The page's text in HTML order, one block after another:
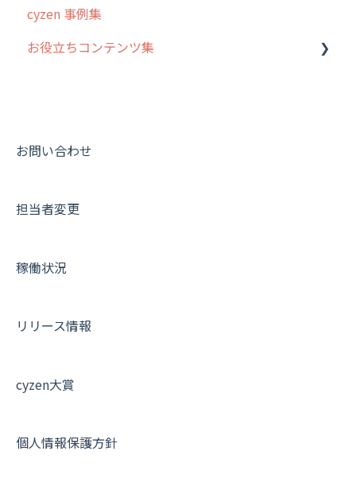
7. 初心者向けよくある質問集
8. 用語集
【業界業種別】cyzen設定方法
報告書・行動種別
勤怠管理
帳票出力
商品
日報
履歴
パフォーマンス
お知らせ
ステータス・主観
報告書・行動種別
活動通知
商品
安全走行支援
写真管理・高画質化
その他オプション
契約・その他
GPS・位置情報 について
ルート自動記録 について
報告書について
メンバー画面について
その他よくある質問
cyzen 事例集
お役立ちコンテンツ集
動画集：共通
お問い合わせ
担当者変更
稼働状況
リリース情報
cyzen大賞
個人情報保護方針